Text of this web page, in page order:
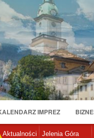
do
IMPREZ
Aktualności Jelenia Góra